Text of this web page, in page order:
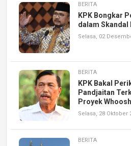
BERITA
KPK Bongkar
dalam Skandal
Selasa, 02
BERITA
KPK Bakal
Pandjaitan
Proyek
Selasa, 28 Oktober
BERITA